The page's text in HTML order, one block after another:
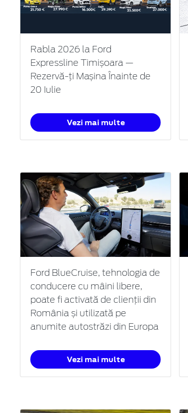
Rabla 2026 la Ford
Expressline Timișoara —
Rezervă-ți Mașina Înainte de
20 Iulie
Vezi mai multe
Ford BlueCruise, tehnologia de
conducere cu mâini libere,
poate fi activată de clienții din
România și utilizată pe
anumite autostrăzi din Europa
Vezi mai multe